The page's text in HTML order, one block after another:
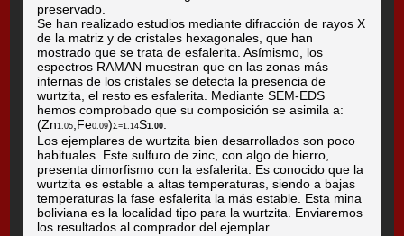
preservado.
Se han realizado estudios mediante difracción de rayos X
de la matriz y de cristales hexagonales, que han
mostrado que se trata de esfalerita. Asímismo, los
espectros RAMAN muestran que en las zonas más
internas de los cristales se detecta la presencia de
wurtzita, el resto es esfalerita. Mediante SEM-EDS
hemos comprobado que su composición se asimila a:
(Zn1.05,Fe0.09)Σ=1.14S1.00.
Los ejemplares de wurtzita bien desarrollados son poco
habituales. Este sulfuro de zinc, con algo de hierro,
presenta dimorfismo con la esfalerita. Es conocido que la
wurtzita es estable a altas temperaturas, siendo a bajas
temperaturas la fase esfalerita la más estable. Esta mina
boliviana es la localidad tipo para la wurtzita. Enviaremos
los resultados al comprador del ejemplar.